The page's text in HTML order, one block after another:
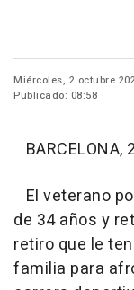
Miércoles, 2 octubre
Publicado: 08:58
BARCELONA,
El veterano
de 34 años y
retiro que le
familia para